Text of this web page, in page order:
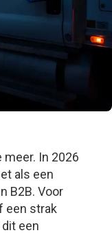
meer. In 2026
als een
B2B. Voor
een strak
een